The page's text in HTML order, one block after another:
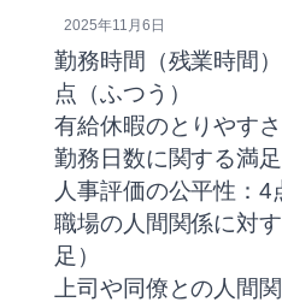
2025年11月6日
勤務時間（残業時間
点（ふつう）
有給休暇のとりやす
勤務日数に関する満
人事評価の公平性：4
職場の人間関係に対
足）
上司や同僚との人間